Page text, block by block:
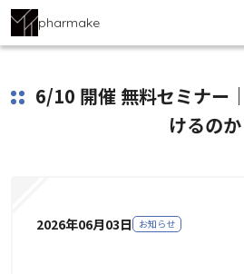
pharmake
6/10 開催 無料セミナー
けるのか
2026年06月03日 お知らせ